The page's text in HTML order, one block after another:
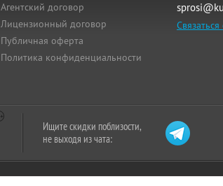
Агентский договор
Лицензионный договор
Публичная оферта
Политика конфиденциальности
Ищите скидки поблизости,
не выходя из чата: